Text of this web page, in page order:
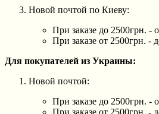
Новой почтой по Киеву:
При заказе до 2500грн. -
При заказе от 2500грн.
Для покупателей из Украины:
Новой почтой:
При заказе до 2500грн. -